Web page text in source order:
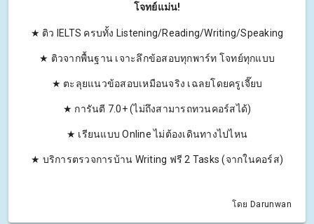
โจทย์แม่น!
★ ติว IELTS ครบทั้ง Listening/Reading/Writing/Speaking
★ ติวจากพื้นฐาน เจาะลึกข้อสอบทุกพาร์ท โจทย์ทุกแบบ
★ ตะลุยแนวข้อสอบเหมือนจริง เฉลยโดยครูเจี๊ยบ
★ การันตี 7.0+ (ไม่ถึงสามารถทวนคอร์สได้)
★ เรียนแบบ Online ไม่ต้องเดินทางไปไหน
★ บริการตรวจการบ้าน Writing ฟรี 2 Tasks (จากในคอร์ส)
โดย Darunwan